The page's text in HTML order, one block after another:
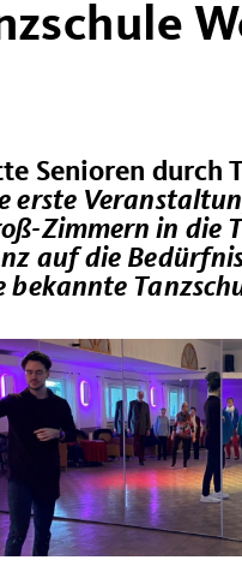
Senioren durch
erste
Zimmern in die
auf die
bekannte